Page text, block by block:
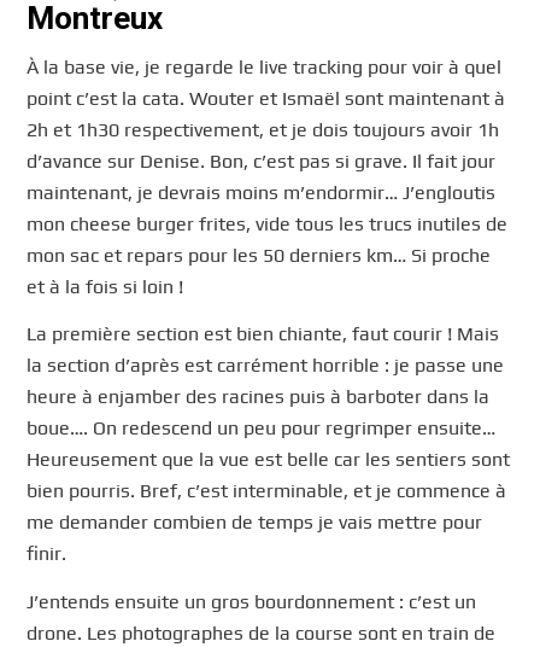
Montreux
À la base vie, je regarde le live tracking pour voir à quel
point c’est la cata. Wouter et Ismaël sont maintenant à
2h et 1h30 respectivement, et je dois toujours avoir 1h
d’avance sur Denise. Bon, c’est pas si grave. Il fait jour
maintenant, je devrais moins m’endormir… J’engloutis
mon cheese burger frites, vide tous les trucs inutiles de
mon sac et repars pour les 50 derniers km… Si proche
et à la fois si loin !
La première section est bien chiante, faut courir ! Mais
la section d’après est carrément horrible : je passe une
heure à enjamber des racines puis à barboter dans la
boue…. On redescend un peu pour regrimper ensuite…
Heureusement que la vue est belle car les sentiers sont
bien pourris. Bref, c’est interminable, et je commence à
me demander combien de temps je vais mettre pour
finir.
J’entends ensuite un gros bourdonnement : c’est un
drone. Les photographes de la course sont en train de